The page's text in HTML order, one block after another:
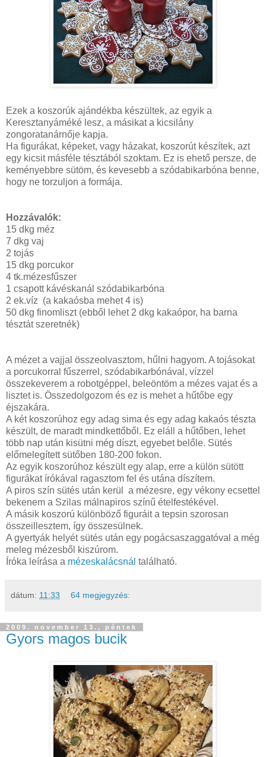
Ezek a koszorúk ajándékba készültek, az egyik a
Keresztanyáméké lesz, a másikat a kicsilány
zongoratanárnője kapja.
Ha figurákat, képeket, vagy házakat, koszorút készítek, azt
egy kicsit másféle tésztából szoktam. Ez is ehető persze, de
keményebbre sütöm, és kevesebb a szódabikarbóna benne,
hogy ne torzuljon a formája.
Hozzávalók:
15 dkg méz
7 dkg vaj
2 tojás
15 dkg porcukor
4 tk.mézesfűszer
1 csapott kávéskanál szódabikarbóna
2 ek.víz (a kakaósba mehet 4 is)
50 dkg finomliszt (ebből lehet 2 dkg kakaópor, ha barna
tésztát szeretnék)
A mézet a vajjal összeolvasztom, hűlni hagyom. A tojásokat
a porcukorral fűszerrel, szódabikarbónával, vízzel
összekeverem a robotgéppel, beleöntöm a mézes vajat és a
lisztet is. Összedolgozom és ez is mehet a hűtőbe egy
éjszakára.
A két koszorúhoz egy adag sima és egy adag kakaós tészta
készült, de maradt mindkettőből. Ez eláll a hűtőben, lehet
több nap után kisütni még díszt, egyebet belőle. Sütés
előmelegített sütőben 180-200 fokon.
Az egyik koszorúhoz készült egy alap, erre a külön sütött
figurákat írókával ragasztom fel és utána díszítem.
A piros szín sütés után kerül a mézesre, egy vékony ecsettel
bekenem a Szilas málnapiros színű ételfestékével.
A másik koszorú különböző figuráit a tepsin szorosan
összeillesztem, így összesülnek.
A gyertyák helyét sütés után egy pogácsaszaggatóval a még
meleg mézesből kiszúrom.
Íróka leírása a mézeskalácsnál található.
dátum: 11:33 64 megjegyzés:
2009. november 13., péntek
Gyors magos bucik